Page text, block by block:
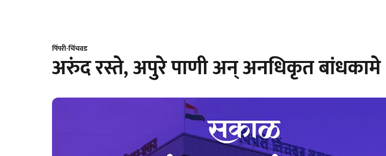
पिंपरी-चिंचवड
अरुंद रस्ते, अपुरे पाणी अन् अनधिकृत बांधकामे